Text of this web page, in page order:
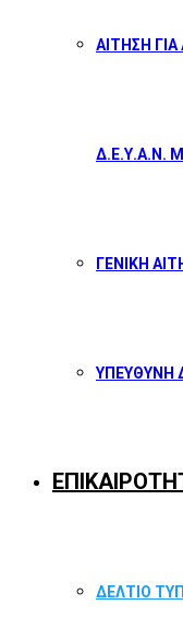
ΑΙΤΗΣΗ
Δ.Ε.Υ.Α.Ν.
ΓΕΝΙΚΗ
ΥΠΕΥΘΥΝΗ
ΔΕΛΤΙΟ